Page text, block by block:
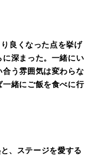
良くなった点を挙げ
深まった。一緒にい
う雰囲気は変わらな
緒にご飯を食べに行
、ステージを愛する